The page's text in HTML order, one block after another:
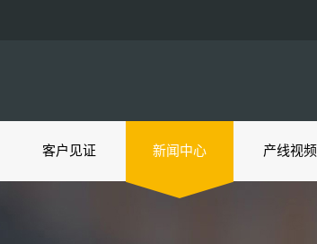
客户见证 新闻中心 产线视频